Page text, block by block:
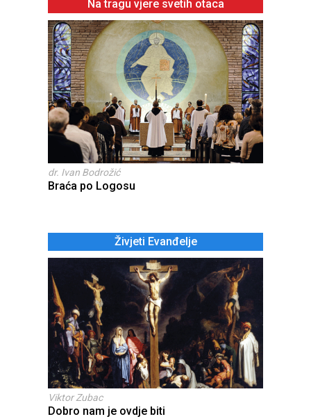
Na tragu vjere svetih otaca
dr. Ivan Bodrožić
Braća po Logosu
Živjeti Evanđelje
Viktor Zubac
Dobro nam je ovdje biti